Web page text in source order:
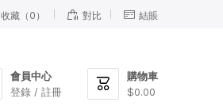
收藏（0）  對比  結賬

購物車
$0.00
會員中心
登錄 / 註冊